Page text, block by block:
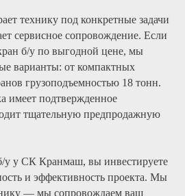
технику под конкретные задачи
сервисное сопровождение. Если
б/у по выгодной цене, мы
варианты: от компактных
грузоподъемностью 18 тонн.
имеет подтвержденное
тщательную предпродажную
у СК Кранмаш, вы инвестируете
и эффективность проекта. Мы
— мы сопровождаем ваш
ш.,
/
дом 6,